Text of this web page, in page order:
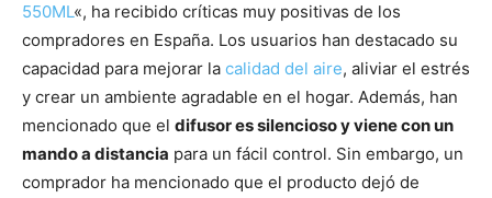
550ML«, ha recibido críticas muy positivas de los
compradores en España. Los usuarios han destacado su
capacidad para mejorar la calidad del aire, aliviar el estrés
y crear un ambiente agradable en el hogar. Además, han
mencionado que el difusor es silencioso y viene con un
mando a distancia para un fácil control. Sin embargo, un
comprador ha mencionado que el producto dejó de